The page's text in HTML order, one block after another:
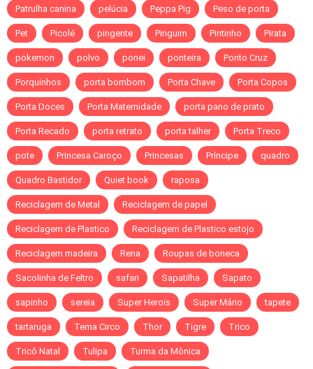
Patrulha canina pelúcia Peppa Pig Peso de porta
Pet Picolé pingente Pinguim Pintinho Pirata
pokemon polvo ponei ponteira Ponto Cruz
Porquinhos porta bombom Porta Chave Porta Copos
Porta Doces Porta Maternidade porta pano de prato
Porta Recado porta retrato porta talher Porta Treco
pote Princesa Caroço Princesas Príncipe quadro
Quadro Bastidor Quiet book raposa
Reciclagem de Metal Reciclagem de papel
Reciclagem de Plastico Reciclagem de Plastico estojo
Reciclagem madeira Rena Roupas de boneca
Sacolinha de Feltro safari Sapatilha Sapato
sapinho sereia Super Herois Super Mário tapete
tartaruga Tema Circo Thor Tigre Trico
Tricô Natal Tulipa Turma da Mônica